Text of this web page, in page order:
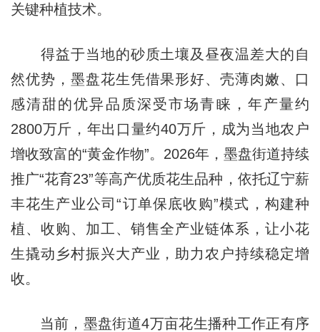
关键种植技术。
得益于当地的砂质土壤及昼夜温差大的自
然优势，墨盘花生凭借果形好、壳薄肉嫩、口
感清甜的优异品质深受市场青睐，年产量约
2800万斤，年出口量约40万斤，成为当地农户
增收致富的“黄金作物”。2026年，墨盘街道持续
推广“花育23”等高产优质花生品种，依托辽宁薪
丰花生产业公司“订单保底收购”模式，构建种
植、收购、加工、销售全产业链体系，让小花
生撬动乡村振兴大产业，助力农户持续稳定增
收。
当前，墨盘街道4万亩花生播种工作正有序